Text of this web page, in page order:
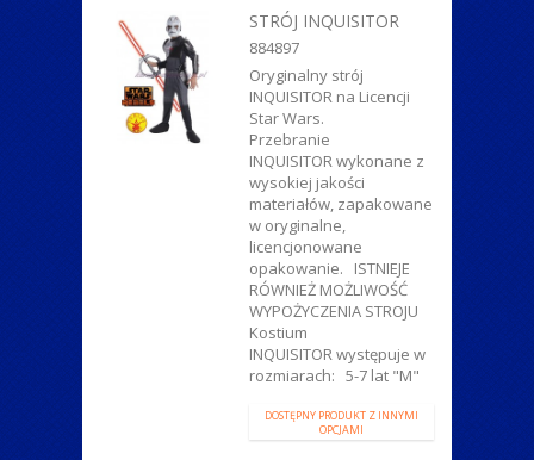
STRÓJ INQUISITOR
884897
Oryginalny strój
INQUISITOR na Licencji
Star Wars.
Przebranie
INQUISITOR wykonane z
wysokiej jakości
materiałów, zapakowane
w oryginalne,
licencjonowane
opakowanie. ISTNIEJE
RÓWNIEŻ MOŻLIWOŚĆ
WYPOŻYCZENIA STROJU
Kostium
INQUISITOR występuje w
rozmiarach: 5-7 lat "M"
DOSTĘPNY PRODUKT Z INNYMI
OPCJAMI